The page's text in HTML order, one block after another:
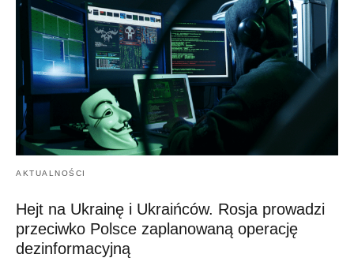
AKTUALNOŚCI
Hejt na Ukrainę i Ukraińców. Rosja prowadzi
przeciwko Polsce zaplanowaną operację
dezinformacyjną